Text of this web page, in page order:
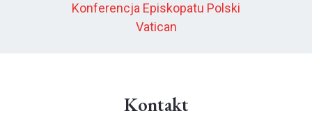
Konferencja Episkopatu Polski
Vatican
Kontakt